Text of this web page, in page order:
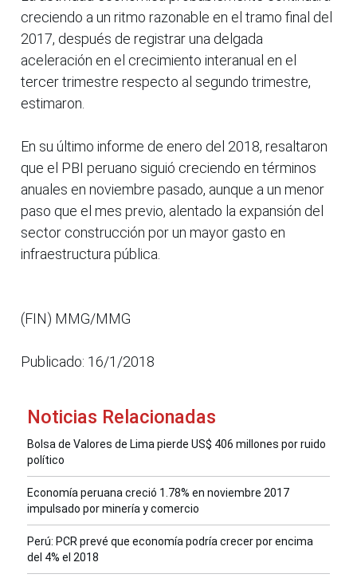
creciendo a un ritmo razonable en el tramo final del
2017, después de registrar una delgada
aceleración en el crecimiento interanual en el
tercer trimestre respecto al segundo trimestre,
estimaron.
En su último informe de enero del 2018, resaltaron
que el PBI peruano siguió creciendo en términos
anuales en noviembre pasado, aunque a un menor
paso que el mes previo, alentado la expansión del
sector construcción por un mayor gasto en
infraestructura pública.
(FIN) MMG/MMG
Publicado: 16/1/2018
Noticias Relacionadas
Bolsa de Valores de Lima pierde US$ 406 millones por ruido
político
Economía peruana creció 1.78% en noviembre 2017
impulsado por minería y comercio
Perú: PCR prevé que economía podría crecer por encima
del 4% el 2018